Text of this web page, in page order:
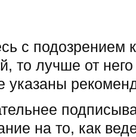
с подозрением
то лучше от него
указаны
на то, как